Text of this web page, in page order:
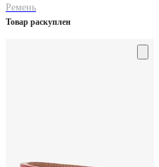
Ремень
Товар раскуплен